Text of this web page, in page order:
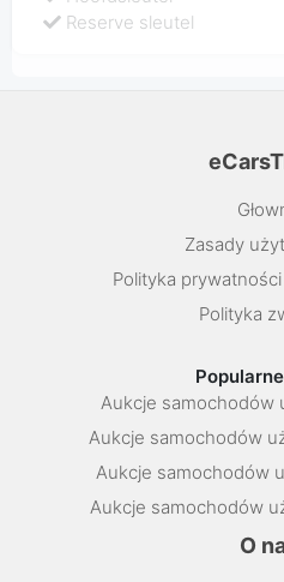
Reserve sleutel
Zasady
Polityka
Polityka
Aukcje samochodów
Aukcje samochodów
Aukcje samochodów
Aukcje samochodów
O